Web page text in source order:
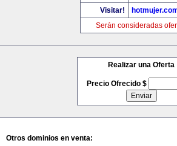
Visitar!
Serán consideradas
Realizar una Oferta
Precio Ofrecido $
Otros dominios en venta: